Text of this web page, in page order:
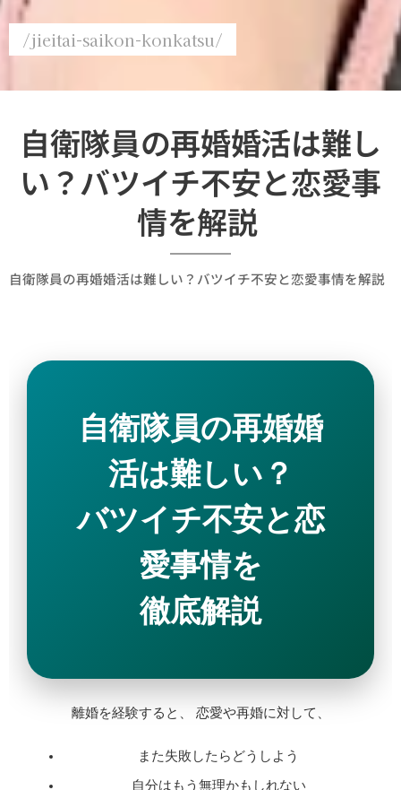
/jieitai-saikon-konkatsu/
自衛隊員の再婚婚活は難し
い？バツイチ不安と恋愛事
情を解説
自衛隊員の再婚婚活は難しい？バツイチ不安と恋愛事情を解説
自衛隊員の再婚婚
活は難しい？
バツイチ不安と恋
愛事情を
徹底解説
離婚を経験すると、 恋愛や再婚に対して、
また失敗したらどうしよう
自分はもう無理かもしれない